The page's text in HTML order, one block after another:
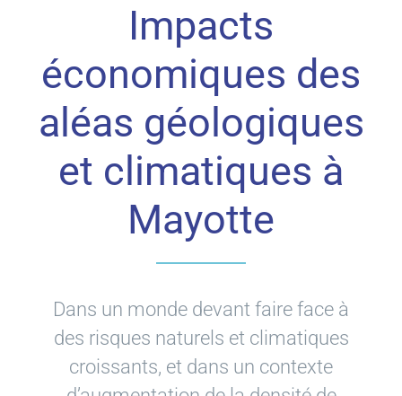
Impacts
économiques des
aléas géologiques
et climatiques à
Mayotte
Dans un monde devant faire face à
des risques naturels et climatiques
croissants, et dans un contexte